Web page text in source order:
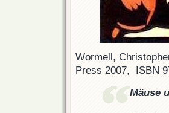
Wormell,
Press 2007, ‎ ISBN
Mäuse